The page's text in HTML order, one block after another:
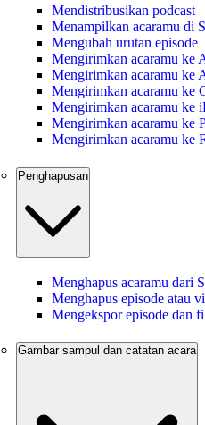
Mendistribusikan podcast
Menampilkan acaramu di
Mengubah urutan episode
Mengirimkan acaramu ke
Mengirimkan acaramu ke
Mengirimkan acaramu ke
Mengirimkan acaramu ke
Mengirimkan acaramu ke
Mengirimkan acaramu ke
Penghapusan
Menghapus acaramu dari
Menghapus episode atau
Mengekspor episode dan
Gambar sampul dan catatan acara